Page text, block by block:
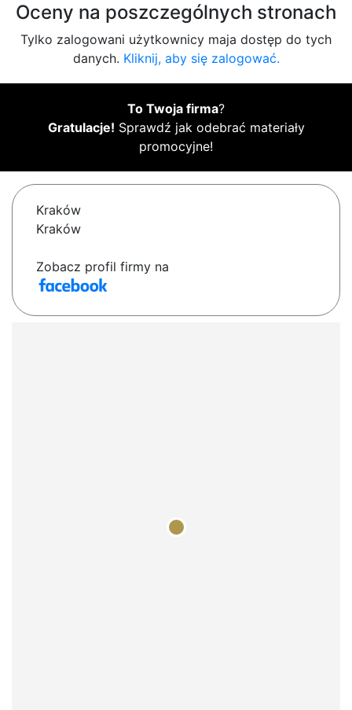
Oceny na poszczególnych stronach
Tylko zalogowani użytkownicy maja dostęp do tych
danych. Kliknij, aby się zalogować.
To Twoja firma?
Gratulacje! Sprawdź jak odebrać materiały
promocyjne!
Kraków
Kraków
Zobacz profil firmy na